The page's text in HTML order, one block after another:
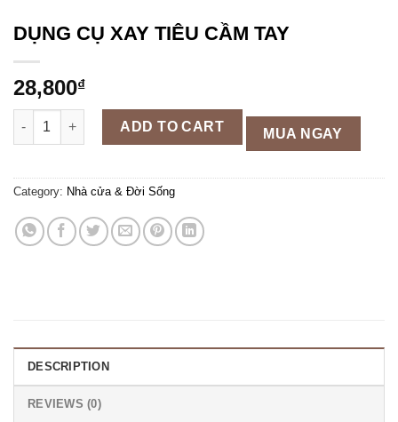
DỤNG CỤ XAY TIÊU CẦM TAY
28,800₫
DỤNG CỤ XAY TIÊU CẦM TAY quantity
ADD TO CART MUA NGAY
Category: Nhà cửa & Đời Sống
DESCRIPTION
REVIEWS (0)